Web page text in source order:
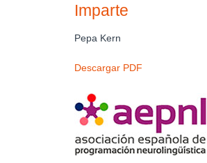
Imparte
Pepa Kern
Descargar PDF